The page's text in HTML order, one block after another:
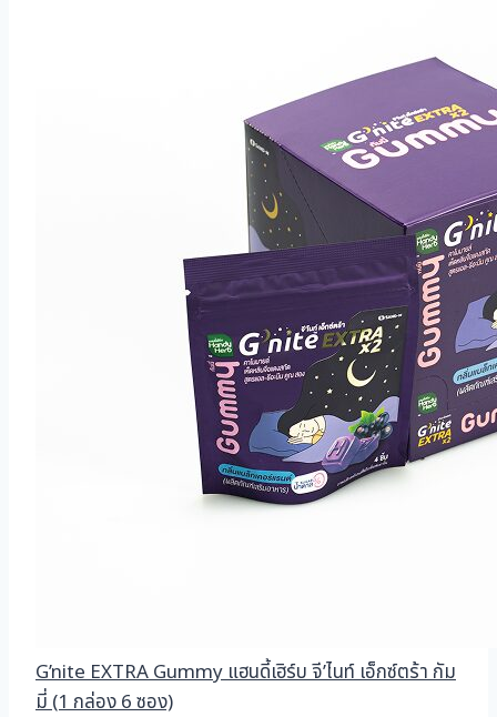
G’nite EXTRA Gummy แฮนดี้เฮิร์บ จี’ไนท์ เอ็กซ์ตร้า กัม
มี่ (1 กล่อง 6 ซอง)